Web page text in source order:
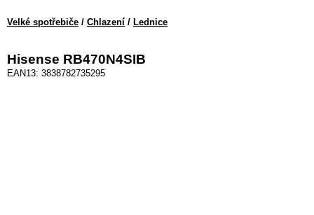
Velké spotřebiče / Chlazení / Lednice
Hisense RB470N4SIB
EAN13: 3838782735295